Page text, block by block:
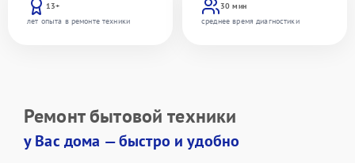
13+
лет опыта в ремонте техники
30 мин
среднее время диагностики
Ремонт бытовой техники
у Вас дома — быстро и удобно